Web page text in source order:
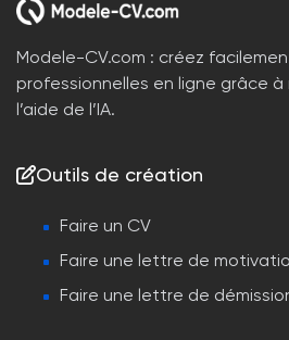
Modele-CV.com : créez
professionnelles en ligne grâce à
l’aide de l’IA.
Outils de création
Faire un CV
Faire une lettre de
Faire une lettre de